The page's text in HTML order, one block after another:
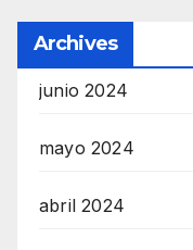
Archives
junio 2024
mayo 2024
abril 2024